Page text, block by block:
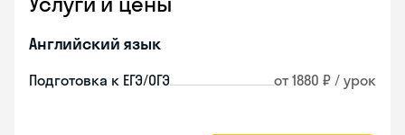
Английский язык
Подготовка к ЕГЭ/ОГЭ от 1880 ₽ / урок